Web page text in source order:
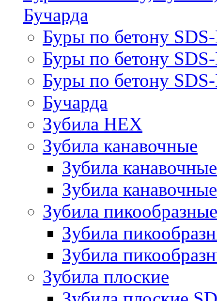
Бучарда
Буры по бетону
Буры по бетону
Буры по бетону
Бучарда
Зубила HEX
Зубила канавочные
Зубила
Зубила
Зубила пикообразные
Зубила
Зубила
Зубила плоские